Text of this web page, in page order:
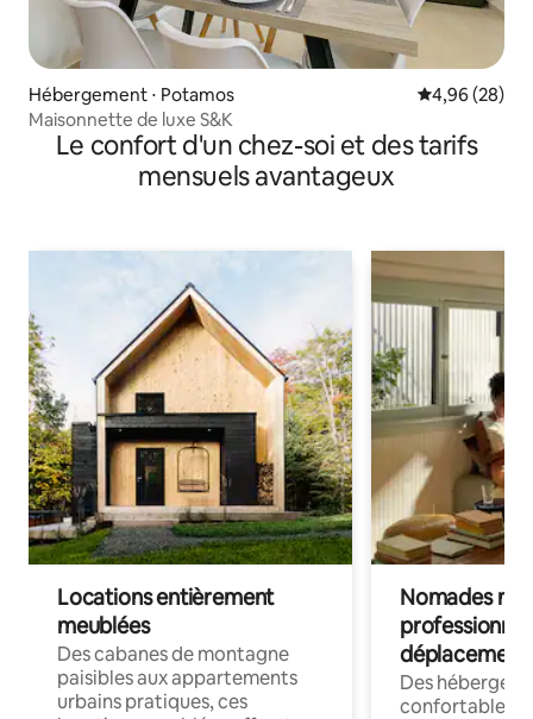
Hébergement ⋅ Potamos Évaluation
4,96 (28)
Maisonnette de luxe S&K
Le confort d'un chez-soi et des tarifs
mensuels avantageux
Locations entièrement
meublées
Des cabanes de montagne
paisibles aux appartements
urbains pratiques, ces
Nomades
déplacement
Des
confortables